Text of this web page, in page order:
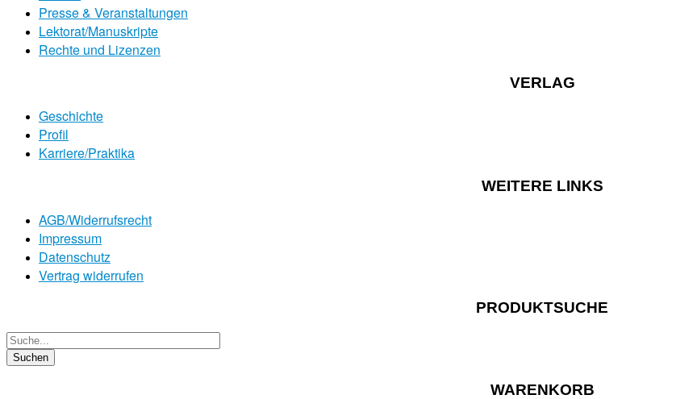
Presse & Veranstaltungen
Lektorat/Manuskripte
Rechte und Lizenzen
VERLAG
Geschichte
Profil
Karriere/Praktika
WEITERE LINKS
AGB/Widerrufsrecht
Impressum
Datenschutz
Vertrag widerrufen
PRODUKTSUCHE
WARENKORB